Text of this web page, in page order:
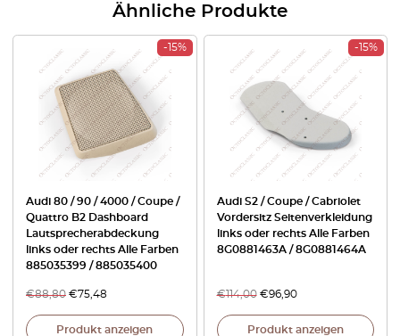
Ähnliche Produkte
-15%
Audi 80 / 90 / 4000 / Coupe /
Quattro B2 Dashboard
Lautsprecherabdeckung
links oder rechts Alle Farben
885035399 / 885035400
€88,80 €75,48
Produkt anzeigen
-15%
Audi S2 / Coupe / Cabriolet
Vordersitz Seitenverkleidung
links oder rechts Alle Farben
8G0881463A / 8G0881464A
€114,00 €96,90
Produkt anzeigen